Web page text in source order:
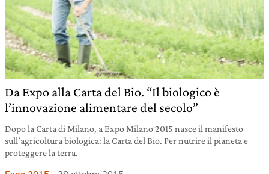
Da Expo alla Carta del Bio. “Il biologico è
l’innovazione alimentare del secolo”
Dopo la Carta di Milano, a Expo Milano 2015 nasce il manifesto
sull’agricoltura biologica: la Carta del Bio. Per nutrire il pianeta e
proteggere la terra.